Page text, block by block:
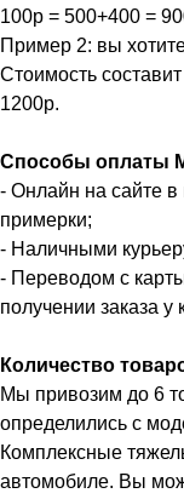
100р = 500+400 =
Пример 2: вы
Стоимость
1200р.
Способы оплаты
- Онлайн на сайте
примерки;
- Наличными
- Переводом с
получении заказа у
Количество
Мы привозим до 6
определились с
Комплексные
автомобиле. Вы